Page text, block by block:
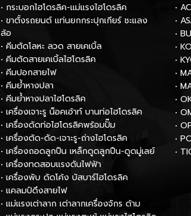
• กระบอกไฮโดรลิค-แม่แรงไฮโดรลิค
• ขาตั้งรถยนต์ แท่นยกกระปุกเกียร์ ชะแลง
ล้อ
• คีมตัดโลหะ ลวด สายเคเบิ้ล
• คีมตัดสายเคเบิ้ลไฮโดรลิค
• คีมปอกสายไฟ
• คีมย้ำหางปลา
• คีมย้ำหางปลาไฮโดรลิค
• เครื่องเจาะรู น็อคเอ้าท์ บานท่อไฮโดรลิค
• เครื่องดัดท่อไฮโดรลิคพร้อมปั๊ม
• เครื่องตัด-ดัด-เจาะรู-ถ่างไฮโดรลิค
• เครื่องถอดลูกปืน เหล็กดูดลูกปืน-ดูดมู่เลย์
• เครื่องทดสอบแรงดันไฟฟ้า
• เครื่องพับ ดัดโค้ง บัสบาร์ไฮโดรลิค
• แคลมป์ดึงสายไฟ
• แม่แรงเต่าลาก เต่าลากเครื่องจักร ด้าม
•
•
•
•
•
•
•
•
•
•
•
•